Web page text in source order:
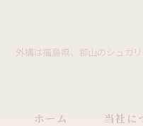
外構は福島県、郡山のシュガ
ホーム 当社に